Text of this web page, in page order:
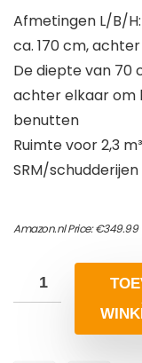
Afmetingen L/B/
ca. 170 cm,
De diepte van 70
achter elkaar om
benutten
Ruimte voor 2,3
SRM/schudderijen
Amazon.nl Price:€349.99